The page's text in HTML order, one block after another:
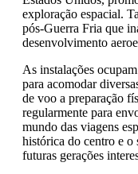
exploração espacial.
pós-Guerra Fria que
desenvolvimento
As instalações
para acomodar
de voo a preparação
regularmente para
mundo das viagens
histórica do centro e o
futuras gerações